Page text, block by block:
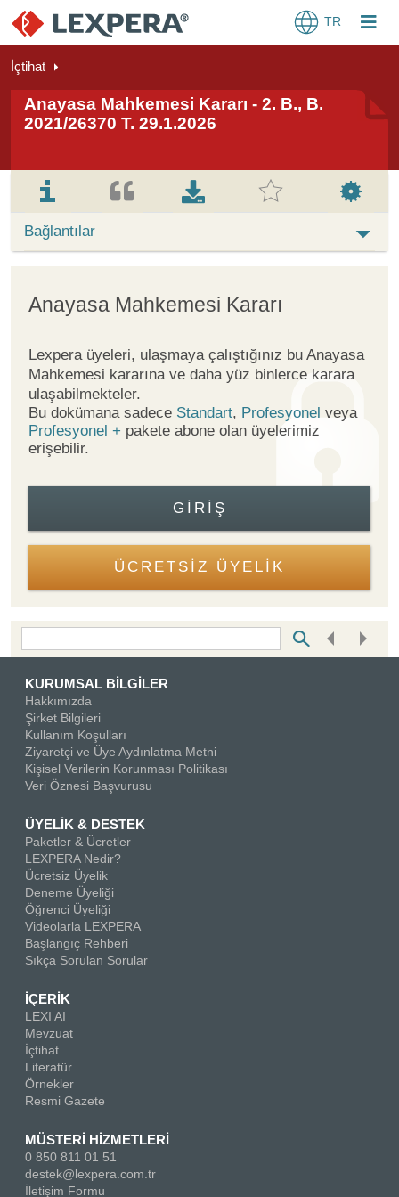
TR
İçtihat
Anayasa Mahkemesi Kararı - 2. B., B.
2021/26370 T. 29.1.2026
Bağlantılar
Anayasa Mahkemesi Kararı
Lexpera üyeleri, ulaşmaya çalıştığınız bu Anayasa
Mahkemesi kararına ve daha yüz binlerce karara
ulaşabilmekteler.
Bu dokümana sadece Standart, Profesyonel veya
Profesyonel + pakete abone olan üyelerimiz
erişebilir.
GIRIŞ
ÜCRETSİZ ÜYELİK
KURUMSAL BİLGİLER
Hakkımızda
Şirket Bilgileri
Kullanım Koşulları
Ziyaretçi ve Üye Aydınlatma Metni
Kişisel Verilerin Korunması Politikası
Veri Öznesi Başvurusu
ÜYELİK & DESTEK
Paketler & Ücretler
LEXPERA Nedir?
Ücretsiz Üyelik
Deneme Üyeliği
Öğrenci Üyeliği
Videolarla LEXPERA
Başlangıç Rehberi
Sıkça Sorulan Sorular
İÇERİK
LEXI AI
Mevzuat
İçtihat
Literatür
Örnekler
Resmi Gazete
MÜSTERİ HİZMETLERİ
0 850 811 01 51
destek@lexpera.com.tr
İletişim Formu